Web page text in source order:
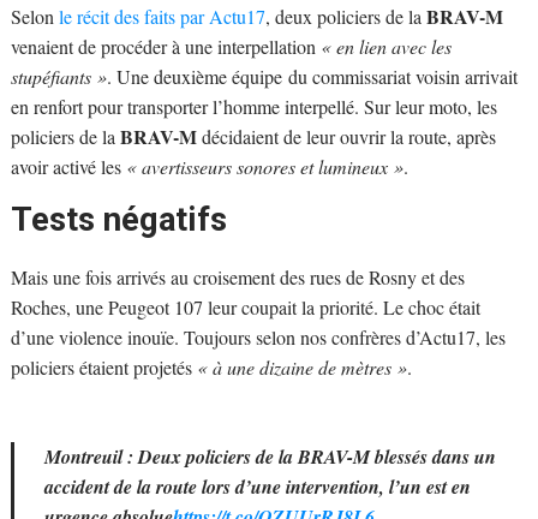
Selon le récit des faits par Actu17, deux policiers de la BRAV-M
venaient de procéder à une interpellation « en lien avec les
stupéfiants ». Une deuxième équipe du commissariat voisin arrivait
en renfort pour transporter l’homme interpellé. Sur leur moto, les
policiers de la BRAV-Mdécidaient de leur ouvrir la route, après
avoir activé les« avertisseurs sonores et lumineux ».
Tests négatifs
Mais une fois arrivés au croisement des rues de Rosny et des
Roches, une Peugeot 107 leur coupait la priorité. Le choc était
d’une violence inouïe. Toujours selon nos confrères d’Actu17, les
policiers étaient projetés « à une dizaine de mètres ».
Montreuil : Deux policiers de la BRAV-M blessés dans un
accident de la route lors d’une intervention, l’un est en